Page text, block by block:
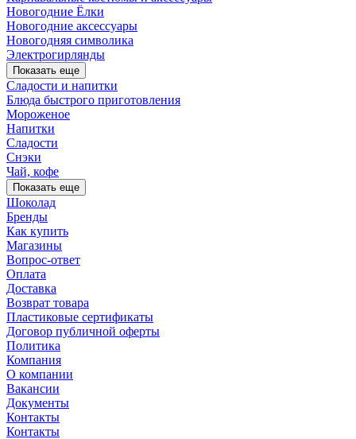
Новогодние Ёлки
Новогодние аксессуары
Новогодняя символика
Электрогирлянды
Показать еще
Сладости и напитки
Блюда быстрого приготовления
Мороженое
Напитки
Сладости
Снэки
Чай, кофе
Показать еще
Шоколад
Бренды
Как купить
Магазины
Вопрос-ответ
Оплата
Доставка
Возврат товара
Пластиковые сертификаты
Договор публичной оферты
Политика
Компания
О компании
Вакансии
Документы
Контакты
Контакты